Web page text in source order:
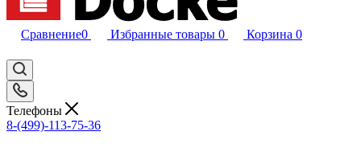
Сравнение0 Избранные товары 0 Корзина 0
Телефоны
8-(499)-113-75-36